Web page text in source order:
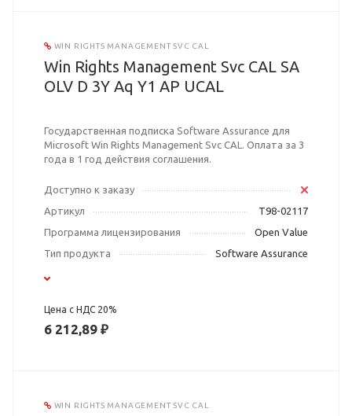
WIN RIGHTS MANAGEMENT SVC CAL
Win Rights Management Svc CAL SA
OLV D 3Y Aq Y1 AP UCAL
Государственная подписка Software Assurance для
Microsoft Win Rights Management Svc CAL. Оплата за 3
года в 1 год действия соглашения.
Доступно к заказу
Артикул
T98-02117
Программа лицензирования
Open Value
Тип продукта
Software Assurance
Цена с НДС 20%
6 212,89 ₽
WIN RIGHTS MANAGEMENT SVC CAL